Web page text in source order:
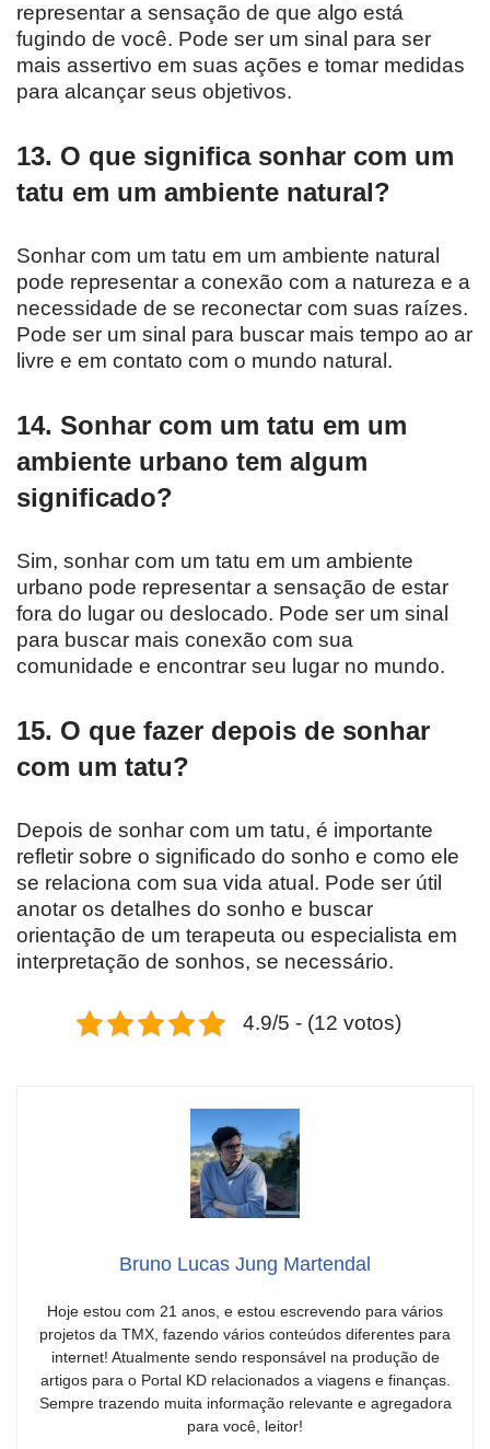
representar a sensação de que algo está
fugindo de você. Pode ser um sinal para ser
mais assertivo em suas ações e tomar medidas
para alcançar seus objetivos.
13. O que significa sonhar com um
tatu em um ambiente natural?
Sonhar com um tatu em um ambiente natural
pode representar a conexão com a natureza e a
necessidade de se reconectar com suas raízes.
Pode ser um sinal para buscar mais tempo ao ar
livre e em contato com o mundo natural.
14. Sonhar com um tatu em um
ambiente urbano tem algum
significado?
Sim, sonhar com um tatu em um ambiente
urbano pode representar a sensação de estar
fora do lugar ou deslocado. Pode ser um sinal
para buscar mais conexão com sua
comunidade e encontrar seu lugar no mundo.
15. O que fazer depois de sonhar
com um tatu?
Depois de sonhar com um tatu, é importante
refletir sobre o significado do sonho e como ele
se relaciona com sua vida atual. Pode ser útil
anotar os detalhes do sonho e buscar
orientação de um terapeuta ou especialista em
interpretação de sonhos, se necessário.
4.9/5 - (12 votos)
Bruno Lucas Jung Martendal
Hoje estou com 21 anos, e estou escrevendo para vários
projetos da TMX, fazendo vários conteúdos diferentes para
internet! Atualmente sendo responsável na produção de
artigos para o Portal KD relacionados a viagens e finanças.
Sempre trazendo muita informação relevante e agregadora
para você, leitor!